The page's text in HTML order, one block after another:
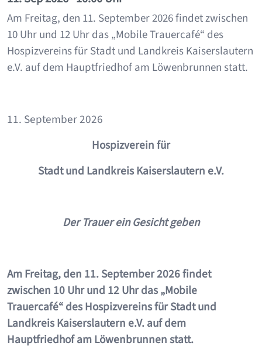
Am Freitag, den 11. September 2026 findet zwischen
10 Uhr und 12 Uhr das „Mobile Trauercafé“ des
Hospizvereins für Stadt und Landkreis Kaiserslautern
e.V. auf dem Hauptfriedhof am Löwenbrunnen statt.
11. September 2026
Hospizverein für
Stadt und Landkreis Kaiserslautern e.V.
Der Trauer ein Gesicht geben
Am Freitag, den 11. September 2026 findet
zwischen 10 Uhr und 12 Uhr das „Mobile
Trauercafé“ des Hospizvereins für Stadt und
Landkreis Kaiserslautern e.V. auf dem
Hauptfriedhof am Löwenbrunnen statt.